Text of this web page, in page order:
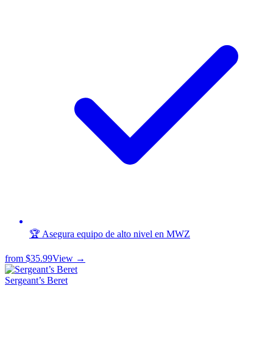
🏆 Asegura equipo de alto nivel en MWZ
from $35.99View →
Sergeant’s Beret